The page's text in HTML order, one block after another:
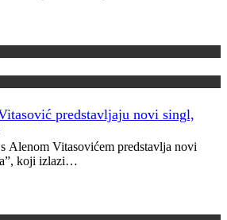
predstavljaju novi singl,
Alenom Vitasovićem predstavlja novi
koji izlazi…